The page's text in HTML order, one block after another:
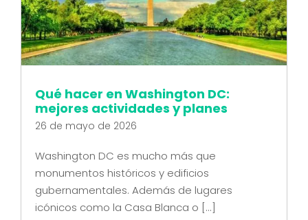
Qué hacer en Washington DC:
mejores actividades y planes
26 de mayo de 2026
Washington DC es mucho más que
monumentos históricos y edificios
gubernamentales. Además de lugares
icónicos como la Casa Blanca o [...]